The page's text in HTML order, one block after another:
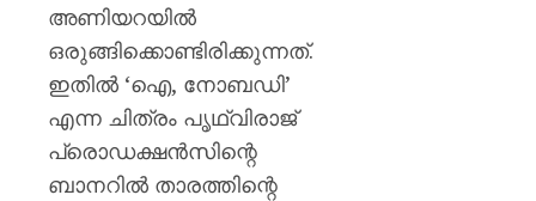
അണിയറയിൽ
ഒരുങ്ങിക്കൊണ്ടിരിക്കുന്നത്.
ഇതിൽ ‘ഐ, നോബഡി’
എന്ന ചിത്രം പൃഥ്വിരാജ്
പ്രൊഡക്ഷൻസിന്റെ
ബാനറിൽ താരത്തിന്റെ